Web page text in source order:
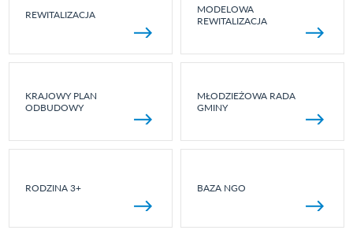
REWITALIZACJA
MODELOWA
REWITALIZACJA
KRAJOWY PLAN
ODBUDOWY
MŁODZIEŻOWA RADA
GMINY
RODZINA 3+ BAZA NGO